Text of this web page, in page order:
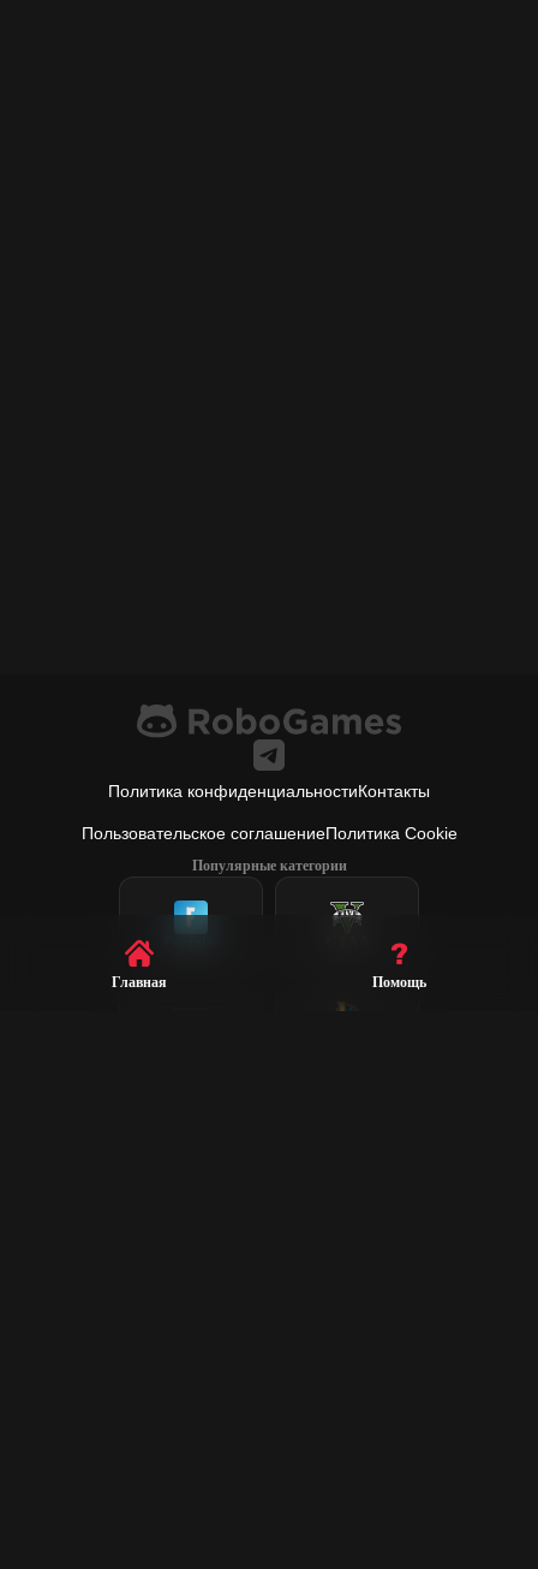
Политика конфиденциальностиКонтакты
Пользовательское соглашениеПолитика Cookie
Популярные категории
Главная Помощь